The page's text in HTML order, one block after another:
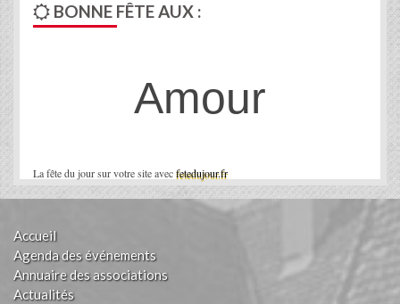
BONNE FÊTE AUX :
La fête du jour sur votre site avecfetedujour.fr
Amour
Accueil
Agenda des événements
Annuaire des associations
Actualités